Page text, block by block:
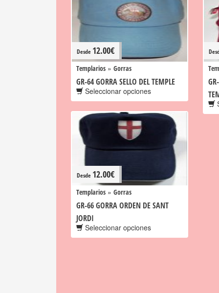
Desde 12.00€
Templarios » Gorras
GR-64 GORRA SELLO DEL TEMPLE
Seleccionar opciones
Desde 12.00€
Templarios » Gorras
GR-66 GORRA ORDEN DE SANT
JORDI
Seleccionar opciones